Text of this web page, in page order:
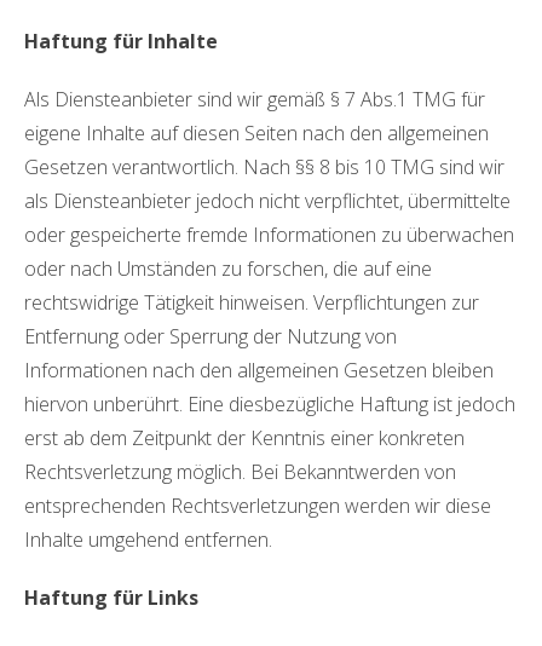
Haftung für Inhalte
Als Diensteanbieter sind wir gemäß § 7 Abs.1 TMG für
eigene Inhalte auf diesen Seiten nach den allgemeinen
Gesetzen verantwortlich. Nach §§ 8 bis 10 TMG sind wir
als Diensteanbieter jedoch nicht verpflichtet, übermittelte
oder gespeicherte fremde Informationen zu überwachen
oder nach Umständen zu forschen, die auf eine
rechtswidrige Tätigkeit hinweisen. Verpflichtungen zur
Entfernung oder Sperrung der Nutzung von
Informationen nach den allgemeinen Gesetzen bleiben
hiervon unberührt. Eine diesbezügliche Haftung ist jedoch
erst ab dem Zeitpunkt der Kenntnis einer konkreten
Rechtsverletzung möglich. Bei Bekanntwerden von
entsprechenden Rechtsverletzungen werden wir diese
Inhalte umgehend entfernen.
Haftung für Links